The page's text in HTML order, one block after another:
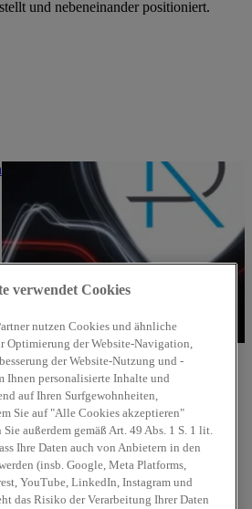
AZRies AKTION DEALS
verwendet Cookies
nutzen Cookies und ähnliche
Optimierung der Website-Navigation,
der Website-Nutzung und -
Ihnen personalisierte Inhalte und
auf Ihren Surfgewohnheiten,
Sie auf "Alle Cookies akzeptieren"
außerdem gemäß Art. 49 Abs. 1 S. 1 lit.
Ihre Daten auch von Anbietern in den
(insb. Google, Meta Platforms,
YouTube, LinkedIn, Instagram und
das Risiko der Verarbeitung Ihrer Daten